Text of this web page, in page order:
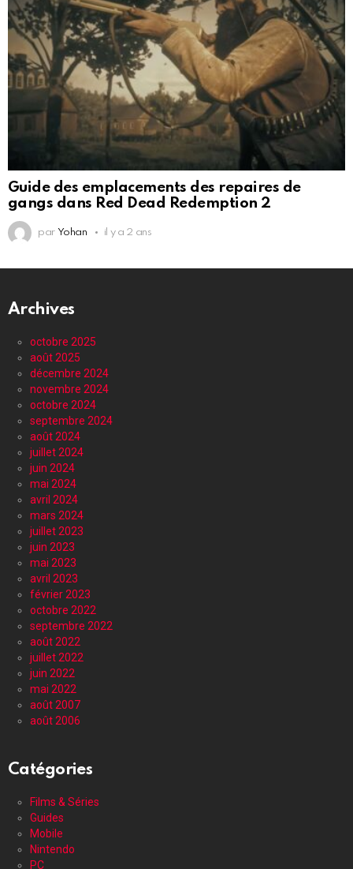
Guide des emplacements des repaires de
gangs dans Red Dead Redemption 2
par Yohan il y a 2 ans
Archives
octobre 2025
août 2025
décembre 2024
novembre 2024
octobre 2024
septembre 2024
août 2024
juillet 2024
juin 2024
mai 2024
avril 2024
mars 2024
juillet 2023
juin 2023
mai 2023
avril 2023
février 2023
octobre 2022
septembre 2022
août 2022
juillet 2022
juin 2022
mai 2022
août 2007
août 2006
Catégories
Films & Séries
Guides
Mobile
Nintendo
PC